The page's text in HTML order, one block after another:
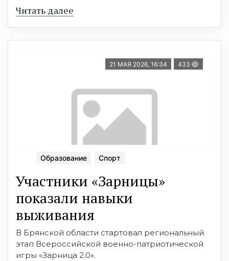
Читать далее
21 МАЯ 2026, 16:34 433
Образование Спорт
Участники «Зарницы»
показали навыки
выживания
В Брянской области стартовал региональный
этап Всероссийской военно-патриотической
игры «Зарница 2.0».